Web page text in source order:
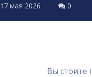
17 мая 2026 0
Вы стоите